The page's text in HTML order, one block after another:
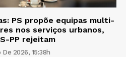
PS propõe equipas multi-
nos serviços urbanos,
PP rejeitam
2026, 15:38h